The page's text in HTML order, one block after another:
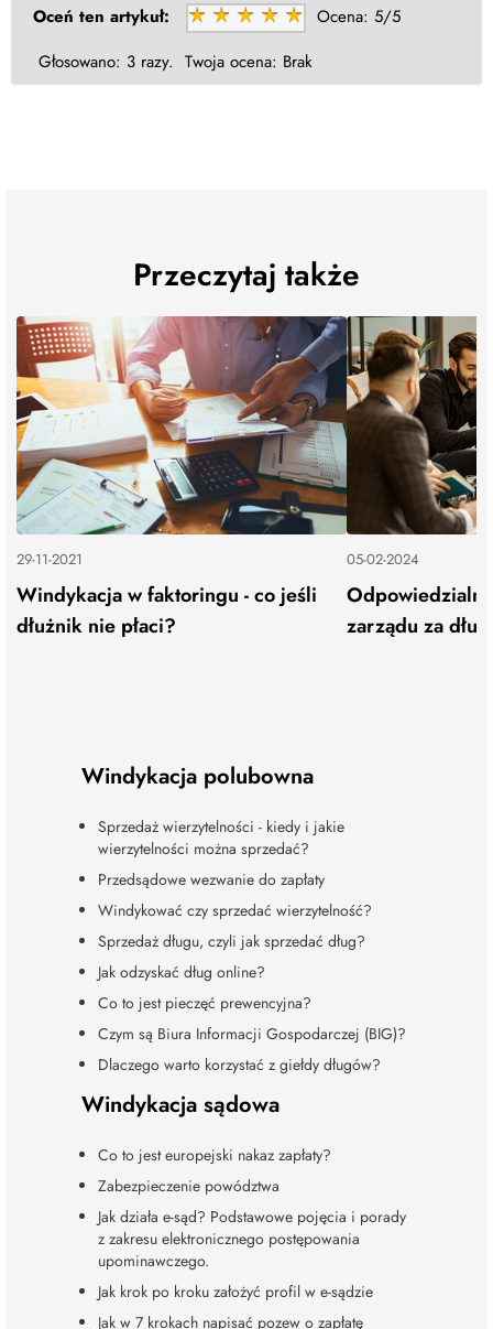
wymagały zatwierdzeniaprzez jej kuratora.
Oceń ten artykuł: Ocena: 5/5
Głosowano: 3 razy. Twoja ocena: Brak
Przeczytaj także
29-11-2021
Windykacja w faktoringu - co jeśli
dłużnik nie płaci?
05-02-2024
zarządu za
Windykacja polubowna
Sprzedaż wierzytelności - kiedy i jakie
wierzytelności można sprzedać?
Przedsądowe wezwanie do zapłaty
Windykować czy sprzedać wierzytelność?
Sprzedaż długu, czyli jak sprzedać dług?
Jak odzyskać dług online?
Co to jest pieczęć prewencyjna?
Czym są Biura Informacji Gospodarczej (BIG)?
Dlaczego warto korzystać z giełdy długów?
Windykacja sądowa
Co to jest europejski nakaz zapłaty?
Zabezpieczenie powództwa
Jak działa e-sąd? Podstawowe pojęcia i porady
z zakresu elektronicznego postępowania
upominawczego.
Jak krok po kroku założyć profil w e-sądzie
Jak w 7 krokach napisać pozew o zapłatę